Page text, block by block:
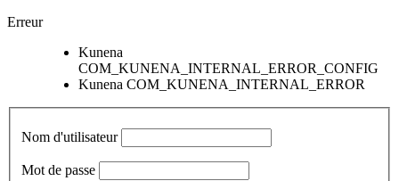
Erreur
Kunena
COM_KUNENA_INTERNAL_ERROR_CONFIG
Kunena COM_KUNENA_INTERNAL_ERROR
Nom d'utilisateur
Mot de passe